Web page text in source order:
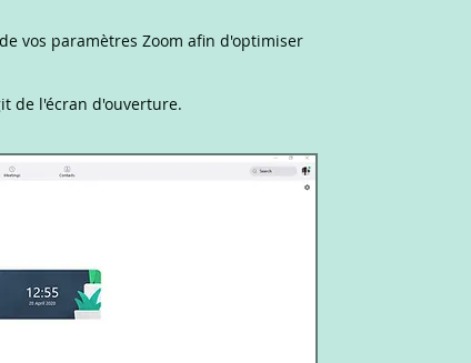
vos paramètres Zoom afin d'optimiser
de l'écran d'ouverture.